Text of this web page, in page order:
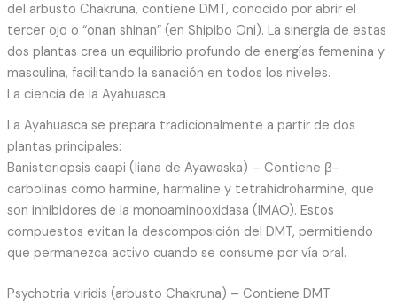
del arbusto Chakruna, contiene DMT, conocido por abrir el
tercer ojo o “onan shinan” (en Shipibo Oni). La sinergia de estas
dos plantas crea un equilibrio profundo de energías femenina y
masculina, facilitando la sanación en todos los niveles.
La ciencia de la Ayahuasca
La Ayahuasca se prepara tradicionalmente a partir de dos
plantas principales:
Banisteriopsis caapi (liana de Ayawaska) – Contiene β-
carbolinas como harmine, harmaline y tetrahidroharmine, que
son inhibidores de la monoaminooxidasa (IMAO). Estos
compuestos evitan la descomposición del DMT, permitiendo
que permanezca activo cuando se consume por vía oral.
Psychotria viridis (arbusto Chakruna) – Contiene DMT